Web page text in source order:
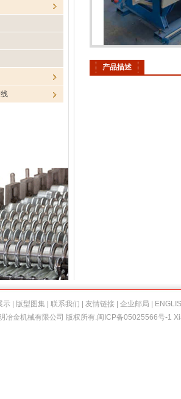
产品描述
示 版型图集 联系我们 友情链接 企业邮局
冶金机械有限公司 版权所有.闽ICP备05025566号-1